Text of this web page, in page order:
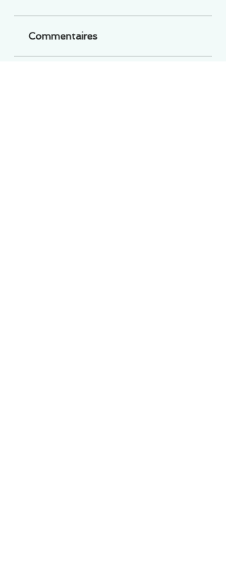
Commentaires